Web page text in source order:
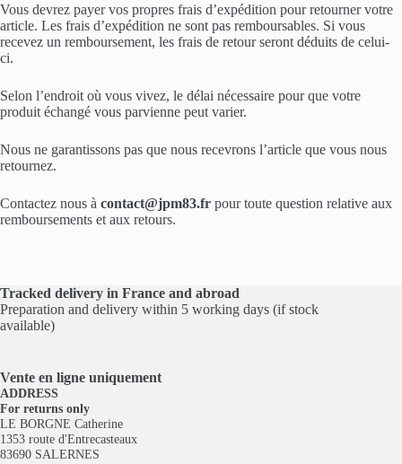
Vous devrez payer vos propres frais d’expédition pour retourner votre
article. Les frais d’expédition ne sont pas remboursables. Si vous
recevez un remboursement, les frais de retour seront déduits de celui-
ci.
Selon l’endroit où vous vivez, le délai nécessaire pour que votre
produit échangé vous parvienne peut varier.
Nous ne garantissons pas que nous recevrons l’article que vous nous
retournez.
Contactez nous à contact@jpm83.fr pour toute question relative aux
remboursements et aux retours.
Tracked delivery in France and abroad
Preparation and delivery within 5 working days (if stock
available)
Vente en ligne uniquement
ADDRESS
For returns only
LE BORGNE Catherine
1353 route d'Entrecasteaux
83690 SALERNES